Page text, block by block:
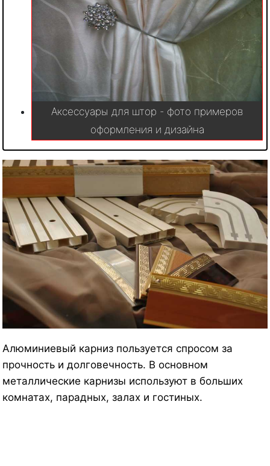
Аксессуары для штор - фото примеров
оформления и дизайна
Алюминиевый карниз пользуется спросом за
прочность и долговечность. В основном
металлические карнизы используют в больших
комнатах, парадных, залах и гостиных.